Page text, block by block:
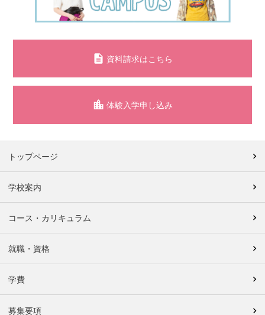
資料請求はこちら
体験入学申し込み
トップページ
学校案内
コース・カリキュラム
就職・資格
学費
募集要項